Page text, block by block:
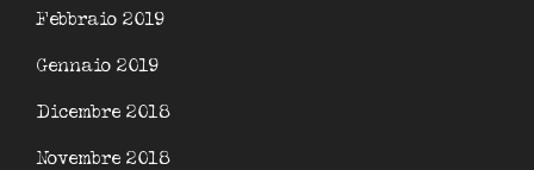
Febbraio 2019
Gennaio 2019
Dicembre 2018
Novembre 2018